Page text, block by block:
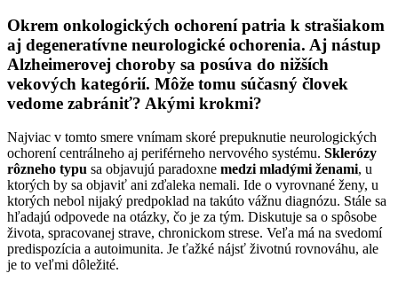
Okrem onkologických ochorení patria k strašiakom
aj degeneratívne neurologické ochorenia. Aj nástup
Alzheimerovej choroby sa posúva do nižších
vekových kategórií. Môže tomu súčasný človek
vedome zabrániť? Akými krokmi?
Najviac v tomto smere vnímam skoré prepuknutie neurologických
ochorení centrálneho aj periférneho nervového systému. Sklerózy
rôzneho typu sa objavujú paradoxne medzi mladými ženami, u
ktorých by sa objaviť ani zďaleka nemali. Ide o vyrovnané ženy, u
ktorých nebol nijaký predpoklad na takúto vážnu diagnózu. Stále sa
hľadajú odpovede na otázky, čo je za tým. Diskutuje sa o spôsobe
života, spracovanej strave, chronickom strese. Veľa má na svedomí
predispozícia a autoimunita. Je ťažké nájsť životnú rovnováhu, ale
je to veľmi dôležité.